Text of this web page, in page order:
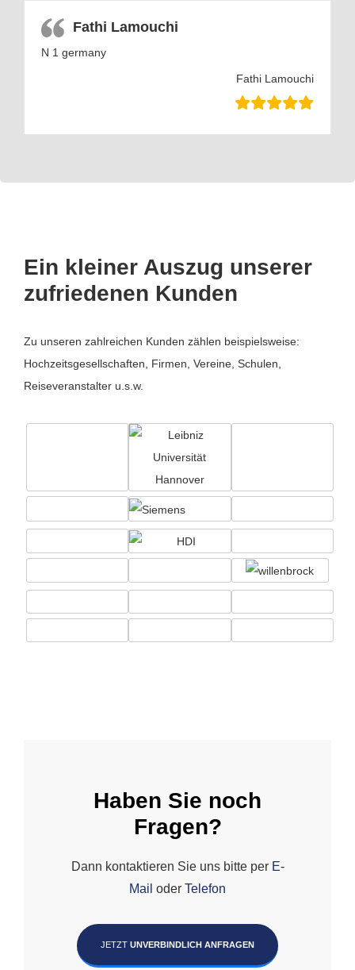
Fathi Lamouchi
N 1 germany
Fathi Lamouchi
Ein kleiner Auszug unserer
zufriedenen Kunden
Zu unseren zahlreichen Kunden zählen beispielsweise:
Hochzeitsgesellschaften, Firmen, Vereine, Schulen,
Reiseveranstalter u.s.w.
Haben Sie noch
Fragen?
Dann kontaktieren Sie uns bitte per E-
Mail oder Telefon
JETZT UNVERBINDLICH ANFRAGEN